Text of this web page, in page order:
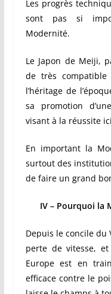
Les progrès
sont pas si
Modernité.
Le Japon de Meiji,
de très
l’héritage de
sa promotion
visant à la réussite
En important la
surtout des
de faire un grand
IV – Pourquoi la
Depuis le concile du
perte de vitesse,
Europe est en
efficace contre le